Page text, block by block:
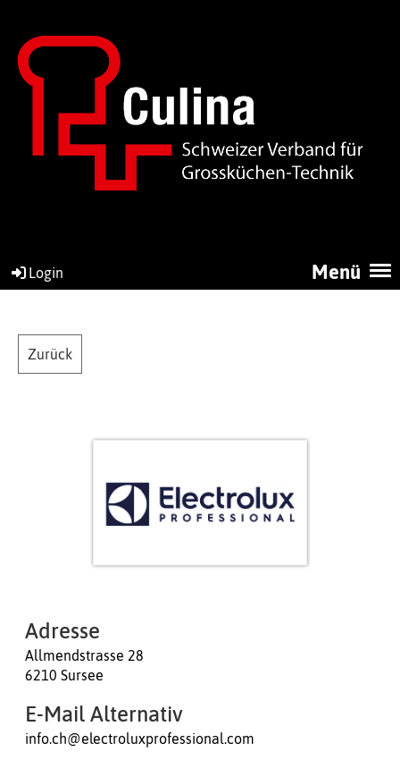
Menü
Login
Zurück
Adresse
Allmendstrasse 28
6210 Sursee
E-Mail Alternativ
info.ch@electroluxprofessional.com